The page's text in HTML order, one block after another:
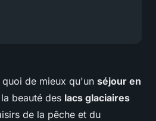
de mieux qu'un séjour en
beauté des lacs glaciaires
de la pêche et du